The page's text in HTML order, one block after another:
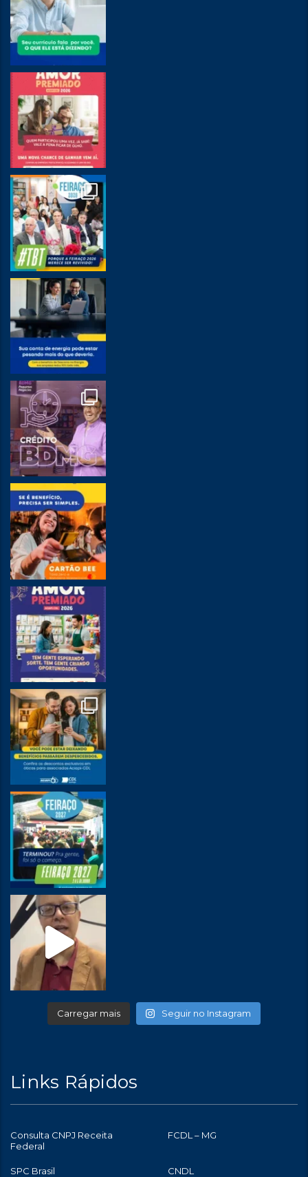
Carregar mais Seguir no Instagram
Links Rápidos
Consulta CNPJ Receita
Federal
FCDL – MG
SPC Brasil CNDL